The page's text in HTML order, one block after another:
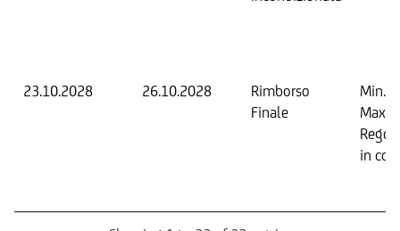
23.10.2028 26.10.2028
Rimborso
Finale
Min.
Max.
in